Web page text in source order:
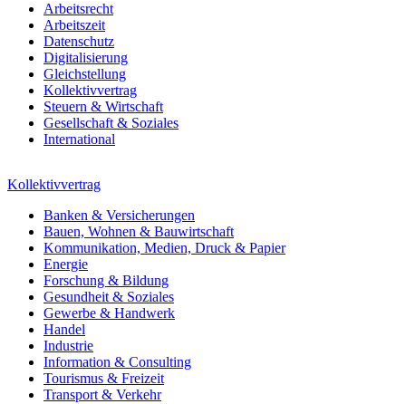
Arbeitsrecht
Arbeitszeit
Datenschutz
Digitalisierung
Gleichstellung
Kollektivvertrag
Steuern & Wirtschaft
Gesellschaft & Soziales
International
Kollektivvertrag
Banken & Versicherungen
Bauen, Wohnen & Bauwirtschaft
Kommunikation, Medien, Druck & Papier
Energie
Forschung & Bildung
Gesundheit & Soziales
Gewerbe & Handwerk
Handel
Industrie
Information & Consulting
Tourismus & Freizeit
Transport & Verkehr